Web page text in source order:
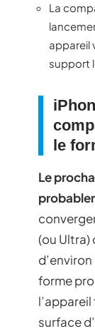
La
appareil
support
le
Le
(ou Ultra)
forme
surface